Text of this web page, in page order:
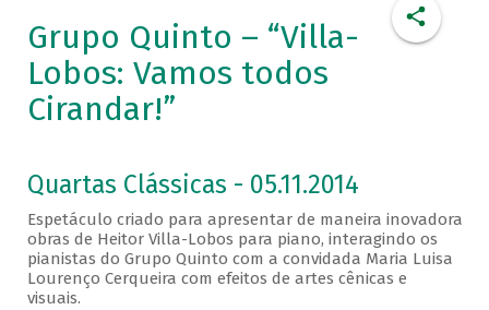
Grupo Quinto – “Villa-
Lobos: Vamos todos
Cirandar!”
Quartas Clássicas - 05.11.2014
Espetáculo criado para apresentar de maneira inovadora
obras de Heitor Villa-Lobos para piano, interagindo os
pianistas do Grupo Quinto com a convidada Maria Luisa
Lourenço Cerqueira com efeitos de artes cênicas e
visuais.